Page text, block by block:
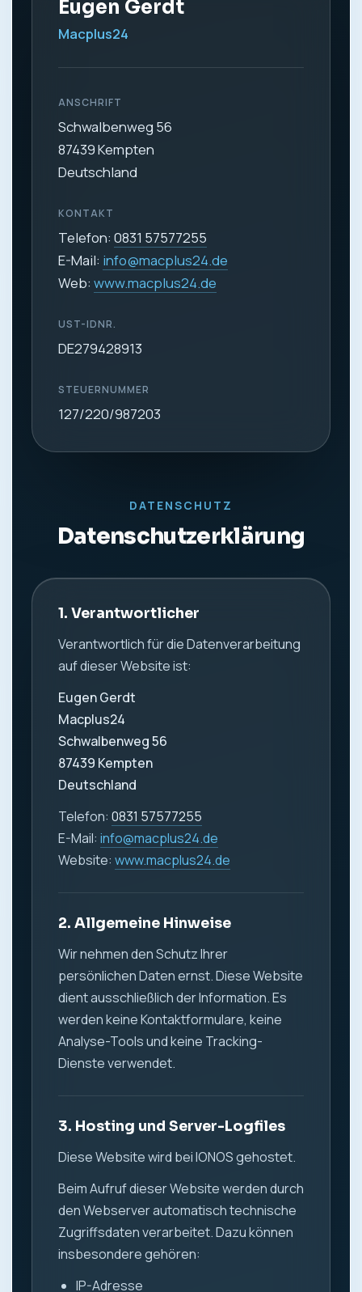
Eugen Gerdt
Macplus24
ANSCHRIFT
Schwalbenweg 56
87439 Kempten
Deutschland
KONTAKT
Telefon: 0831 57577255
E-Mail: info@macplus24.de
Web: www.macplus24.de
UST-IDNR.
DE279428913
STEUERNUMMER
127/220/987203
DATENSCHUTZ
Datenschutzerklärung
1. Verantwortlicher
Verantwortlich für die Datenverarbeitung
auf dieser Website ist:
Eugen Gerdt
Macplus24
Schwalbenweg 56
87439 Kempten
Deutschland
Telefon: 0831 57577255
E-Mail: info@macplus24.de
Website: www.macplus24.de
2. Allgemeine Hinweise
Wir nehmen den Schutz Ihrer
persönlichen Daten ernst. Diese Website
dient ausschließlich der Information. Es
werden keine Kontaktformulare, keine
Analyse-Tools und keine Tracking-
Dienste verwendet.
3. Hosting und Server-Logfiles
Diese Website wird bei IONOS gehostet.
Beim Aufruf dieser Website werden durch
den Webserver automatisch technische
Zugriffsdaten verarbeitet. Dazu können
insbesondere gehören:
IP-Adresse